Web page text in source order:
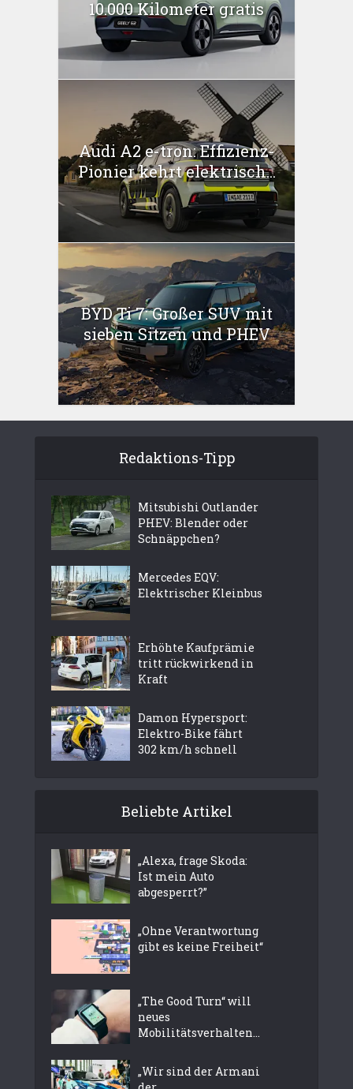
10.000 Kilometer gratis
Audi A2 e-tron: Effizienz-
Pionier kehrt elektrisch...
BYD Ti 7: Großer SUV mit
sieben Sitzen und PHEV
Redaktions-Tipp
Mitsubishi Outlander
PHEV: Blender oder
Schnäppchen?
Mercedes EQV:
Elektrischer Kleinbus
Erhöhte Kaufprämie
tritt rückwirkend in
Kraft
Damon Hypersport:
Elektro-Bike fährt
302 km/h schnell
Beliebte Artikel
„Alexa, frage Skoda:
Ist mein Auto
abgesperrt?”
„Ohne Verantwortung
gibt es keine Freiheit“
„The Good Turn“ will
neues
Mobilitätsverhalten...
„Wir sind der Armani